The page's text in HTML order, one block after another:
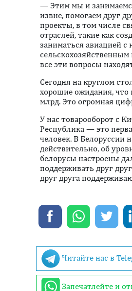
— Этим мы и
извне, помогаем друг
проекты, в том числе
отраслей, такие как
заниматься авиацией
все эти вопросы
Сегодня на круглом
хорошие ожидания, что
млрд. Это огромная
У нас товарооборот с
Республика — это
человек. В Белоруссии
действительно, об
белорусы настроены
поддерживать друг
друг друга
Читайте нас в
Запечатлейте и